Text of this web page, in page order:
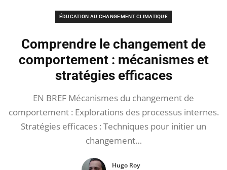
ÉDUCATION AU CHANGEMENT CLIMATIQUE
Comprendre le changement de
comportement : mécanismes et
stratégies efficaces
EN BREF Mécanismes du changement de
comportement : Explorations des processus internes.
Stratégies efficaces : Techniques pour initier un
changement…
Hugo Roy